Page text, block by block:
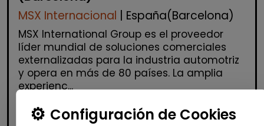
MSX Internacional | España(Barcelona)
MSX International Group es el proveedor
líder mundial de soluciones comerciales
externalizadas para la industria automotriz
y opera en más de 80 países. La amplia
experienc...
Configuración de Cookies